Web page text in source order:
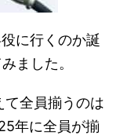
に行くのか誕
ました。
て全員揃うのは
年に全員が揃